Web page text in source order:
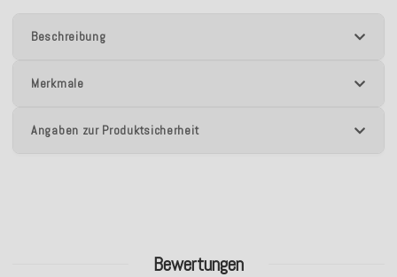
Beschreibung
Merkmale
Angaben zur Produktsicherheit
Bewertungen